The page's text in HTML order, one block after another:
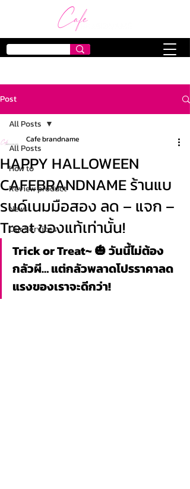
Post
All Posts
How to
Review product
News
Our Services
All Posts
็HAPPY HALLOWEEN
CAFEBRANDNAME ร้านแบ
รนด์เนมมือสอง ลด – แจก –
Treat ของแท้เท่านั้น!
Cafe brandname
Trick or Treat~ 🎃 วันนี้ไม่ต้อง
กลัวผี… แต่กลัวพลาดโปรราคาลด
แรงของเราจะดีกว่า!